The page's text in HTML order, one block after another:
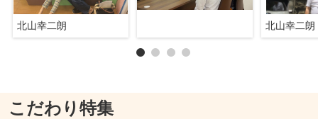
北山幸二朗 北山幸二朗
こだわり特集